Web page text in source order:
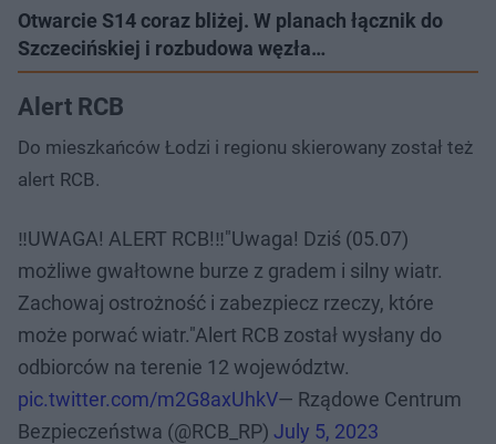
Otwarcie S14 coraz bliżej. W planach łącznik do
Szczecińskiej i rozbudowa węzła…
Alert RCB
Do mieszkańców Łodzi i regionu skierowany został też
alert RCB.
‼UWAGA! ALERT RCB!‼"Uwaga! Dziś (05.07)
możliwe gwałtowne burze z gradem i silny wiatr.
Zachowaj ostrożność i zabezpiecz rzeczy, które
może porwać wiatr."Alert RCB został wysłany do
odbiorców na terenie 12 województw.
pic.twitter.com/m2G8axUhkV— Rządowe Centrum
Bezpieczeństwa (@RCB_RP) July 5, 2023